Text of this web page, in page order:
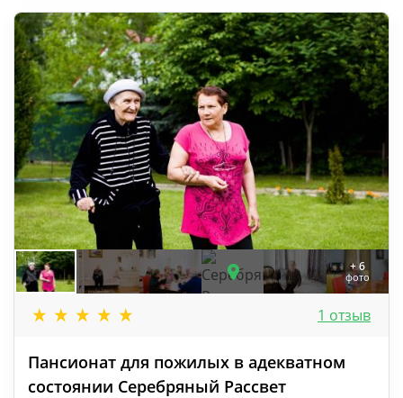
+ 6
фото
1 отзыв
Пансионат для пожилых в адекватном
состоянии Серебряный Рассвет